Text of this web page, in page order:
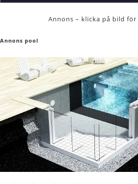
Annons – klicka på bild
Annons pool